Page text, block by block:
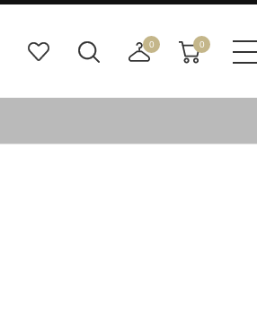
り
ダ
0
寄
0